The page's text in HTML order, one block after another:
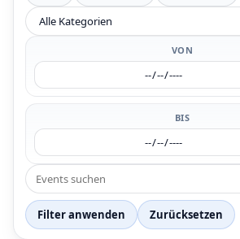
VON
BIS
Filter anwenden Zurücksetzen